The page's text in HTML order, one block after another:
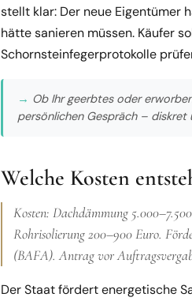
stellt klar: Der neue Eigentümer
hätte sanieren müssen. Käufer
Schornsteinfegerprotokolle
→ Ob Ihr geerbtes oder
persönlichen Gespräch – diskret
Welche Kosten
Kosten: Dachdämmung
Rohrisolierung 200–900 Euro.
(BAFA). Antrag vor
Der Staat fördert energetische